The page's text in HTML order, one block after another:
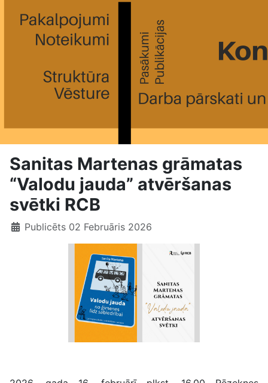
Sanitas Martenas grāmatas
“Valodu jauda” atvēršanas
svētki RCB
Publicēts 02 Februāris 2026